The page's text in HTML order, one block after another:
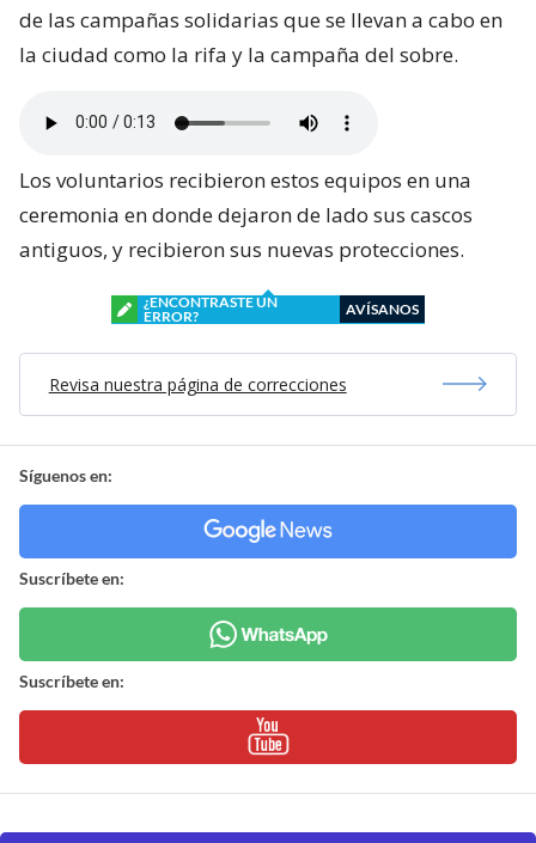
de las campañas solidarias que se llevan a cabo en
la ciudad como la rifa y la campaña del sobre.
Los voluntarios recibieron estos equipos en una
ceremonia en donde dejaron de lado sus cascos
antiguos, y recibieron sus nuevas protecciones.
¿ENCONTRASTE UN
ERROR?
AVÍSANOS
Revisa nuestra página de correcciones
Síguenos en:
Suscríbete en:
Suscríbete en: